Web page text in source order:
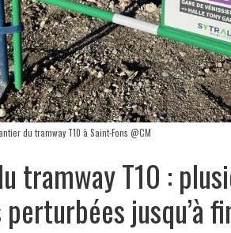
du tramway T10 à Saint-Fons @CM
tramway T10 :
perturbées jusqu’à